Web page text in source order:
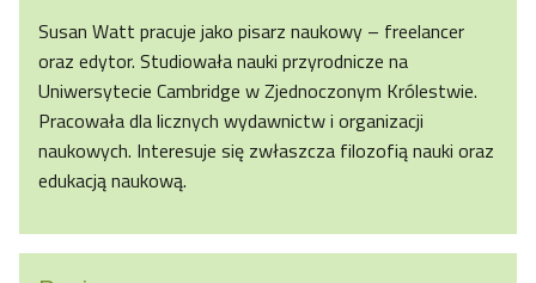
Susan Watt pracuje jako pisarz naukowy – freelancer
oraz edytor. Studiowała nauki przyrodnicze na
Uniwersytecie Cambridge w Zjednoczonym Królestwie.
Pracowała dla licznych wydawnictw i organizacji
naukowych. Interesuje się zwłaszcza filozofią nauki oraz
edukacją naukową.